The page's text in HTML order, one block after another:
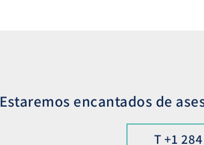
Estaremos encantados de
T +1